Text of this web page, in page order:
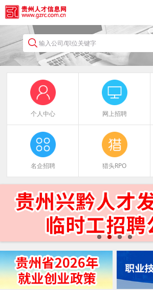
输入公司/职位关键字
个人中心 网上招聘
名企招聘 猎头RPO